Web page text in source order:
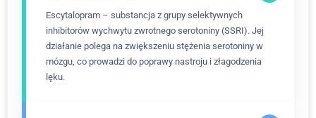
Escytalopram – substancja z grupy selektywnych
inhibitorów wychwytu zwrotnego serotoniny (SSRI). Jej
działanie polega na zwiększeniu stężenia serotoniny w
mózgu, co prowadzi do poprawy nastroju i złagodzenia
lęku.